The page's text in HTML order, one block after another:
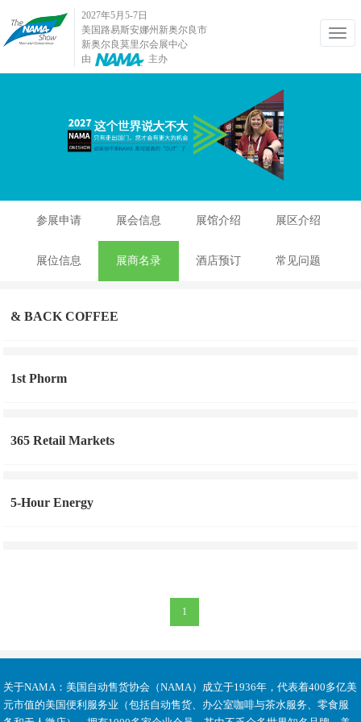
2027年5月5-7日
美国路易斯安娜州新奥尔良市
新奥尔良莫里尔会展中心
由
主办
参展申请 展会信息 展馆介绍 展区介绍
展位信息 展商名录 酒店预订 常见问题
& BACK COFFEE
1st Phorm
365 Retail Markets
5-Hour Energy
1
关于NAMA：美国自动售货协会（NAMA）成立于1936年，代表着400多亿美
元市值的美国便利服务业（包括自动售货、办公室咖啡与茶水服务、零食服